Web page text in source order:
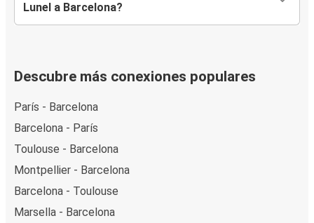
Lunel a Barcelona?
Descubre más conexiones populares
París - Barcelona
Barcelona - París
Toulouse - Barcelona
Montpellier - Barcelona
Barcelona - Toulouse
Marsella - Barcelona